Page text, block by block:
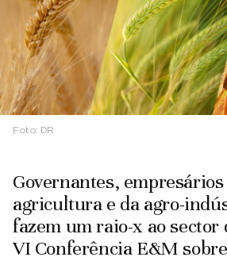
Foto: DR
‍Governantes,
agricultura e da agro-
fazem um raio-x ao sector
VI Conferência E&M